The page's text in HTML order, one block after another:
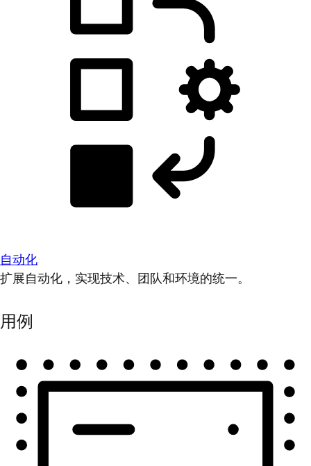
自动化
扩展自动化，实现技术、团队和环境的统一。
用例